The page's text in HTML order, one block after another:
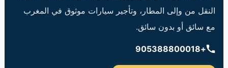
النقل من وإلى المطار، وتأجير سيارات موثوق في المغرب
مع سائق أو بدون سائق.
+905388800018